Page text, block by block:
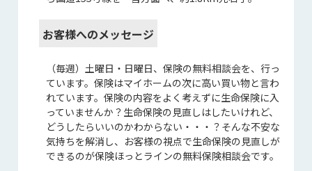
お客様へのメッセージ
（毎週）土曜日・日曜日、保険の無料相談会を、行っ
ています。保険はマイホームの次に高い買い物と言わ
れています。保険の内容をよく考えずに生命保険に入
っていませんか？生命保険の見直しはしたいけれど、
どうしたらいいのかわからない・・・？そんな不安な
気持ちを解消し、お客様の視点で生命保険の見直しが
できるのが保険ほっとラインの無料保険相談会です。